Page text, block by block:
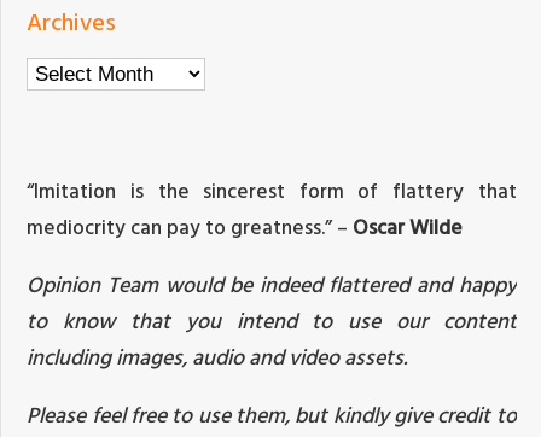
Archives
Archives
“Imitation is the sincerest form of flattery that
mediocrity can pay to greatness.” – Oscar Wilde
Opinion Team would be indeed flattered and happy
to know that you intend to use our content
including images, audio and video assets.
Please feel free to use them, but kindly give credit to